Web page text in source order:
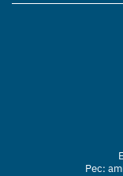
Pec: